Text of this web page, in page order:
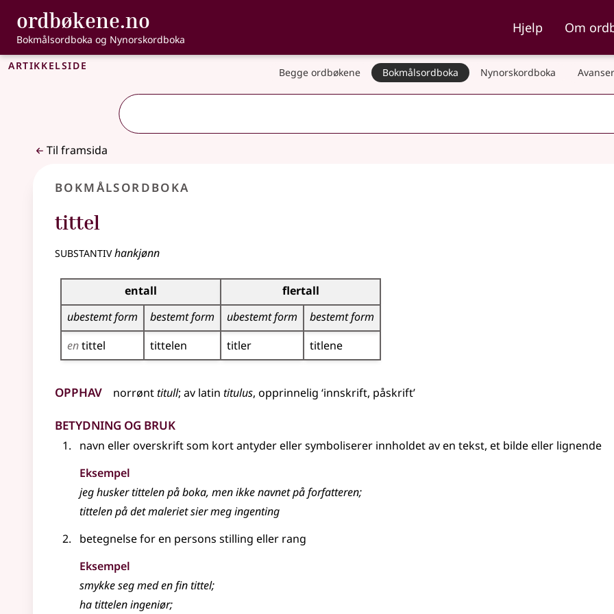
Gå til hovudinnhald
Tilgjenge
ordbøkene.no , Bokmålsordboka og Nynorskordboka
Bokmålsordboka og Nynorskordboka
Hjelp Om
Artikkelside Begge ordbøkene Bokmålsordboka Nynorskordboka
Til framsida
Bokmålsordboka
tittel
substantivhankjønn
Bøyingstabell for dette substantivet
entall
flertall
ubestemt form
bestemt form ubestemt form
bestemt form
entittel tittelen titler titlene
Opphav norrønttitull; av latin titulus, opprinnelig ‘innskrift, påskrift’
Betydning og bruk
navn elleroverskrift som kort antyderellersymboliserer innholdet av en tekst, et bildeeller lignende
Eksempel
jeg huskertittelenpå boka, men ikke navnet på forfatteren;
tittelenpå det maleriet sier meg ingenting
betegnelse for en persons stilling eller rang
Eksempel
smykke seg med en fintittel;
ha tittelen ingeniør;